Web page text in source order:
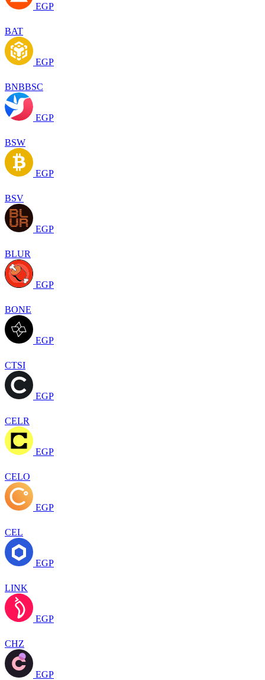
EGP
BAT
EGP
BNBBSC
EGP
BSW
EGP
BSV
EGP
BLUR
EGP
BONE
EGP
CTSI
EGP
CELR
EGP
CELO
EGP
CEL
EGP
LINK
EGP
CHZ
EGP